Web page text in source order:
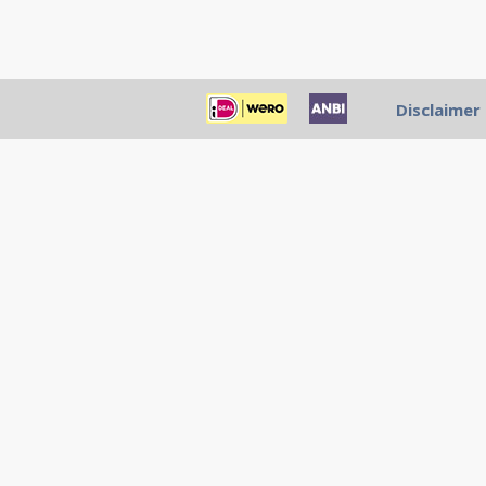
Disclaimer